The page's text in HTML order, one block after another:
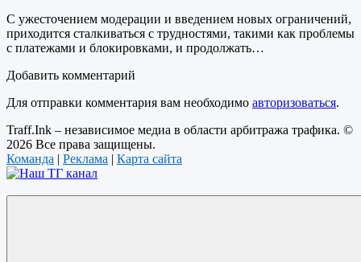
С ужесточением модерации и введением новых ограничений,
приходится сталкиваться с трудностями, такими как проблемы
с платежами и блокировками, и продолжать…
Добавить комментарий
Для отправки комментария вам необходимо авторизоваться.
Traff.Ink – независимое медиа в области арбитража трафика. ©
2026 Все права защищены.
Команда | Реклама | Карта сайта